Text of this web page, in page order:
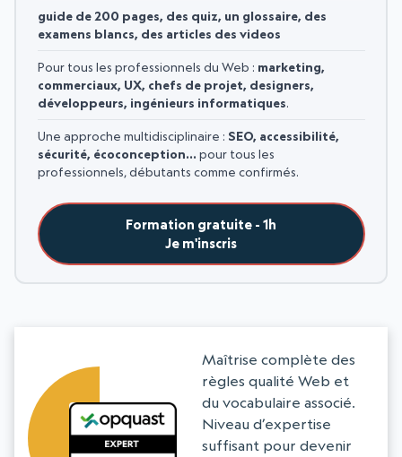
guide de 200 pages, des quiz, un glossaire, des
examens blancs, des articles des videos
Pour tous les professionnels du Web : marketing,
commerciaux, UX, chefs de projet, designers,
développeurs, ingénieurs informatiques.
Une approche multidisciplinaire : SEO, accessibilité,
sécurité, écoconception… pour tous les
professionnels, débutants comme confirmés.
Formation gratuite - 1h
Je m'inscris
Maîtrise complète des
règles qualité Web et
du vocabulaire associé.
Niveau d’expertise
suffisant pour devenir